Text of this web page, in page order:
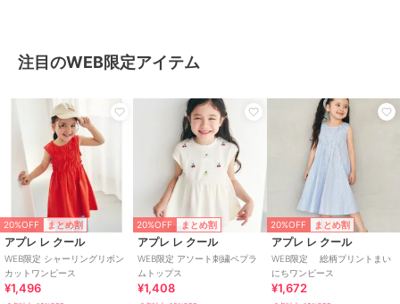
注目のWEB限定アイテム
20%OFF まとめ割
アプレ レ クール
WEB限定 シャーリングリボン
カットワンピース
¥1,496
20%OFF まとめ割
アプレ レ クール
WEB限定 アソート刺繍ペプラ
ムトップス
¥1,408
20%OFF まとめ割
アプレ レ クール
WEB限定 総柄プリントまい
にちワンピース
¥1,672